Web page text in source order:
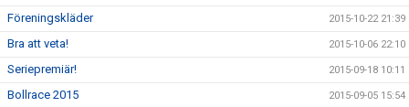
Föreningskläder 2015-10-22 21:39
Bra att veta! 2015-10-06 22:10
Seriepremiär! 2015-09-18 10:11
Bollrace 2015 2015-09-05 15:54